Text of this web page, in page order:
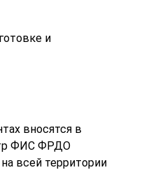
и
вносятся в
ФИС ФРДО
всей территории